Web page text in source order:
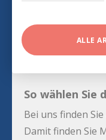
ALLE
So wählen Sie
Bei uns finden
Damit finden Sie